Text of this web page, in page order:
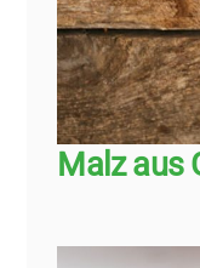
Malz aus